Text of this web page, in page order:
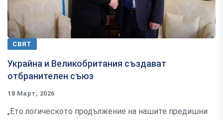
СВЯТ
Украйна и Великобритания създават
отбранителен съюз
18 Март, 2026
„Ето логическото продължение на нашите предишни